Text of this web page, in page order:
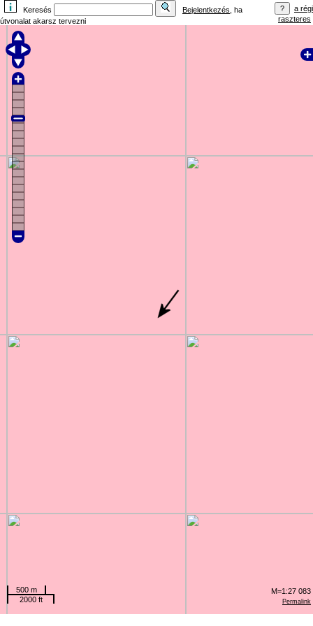
Keresés Bejelentkezés , ha
útvonalat akarsz tervezni
a régi
raszteres
Permalink
500 m
2000 ft
M=1:27 083